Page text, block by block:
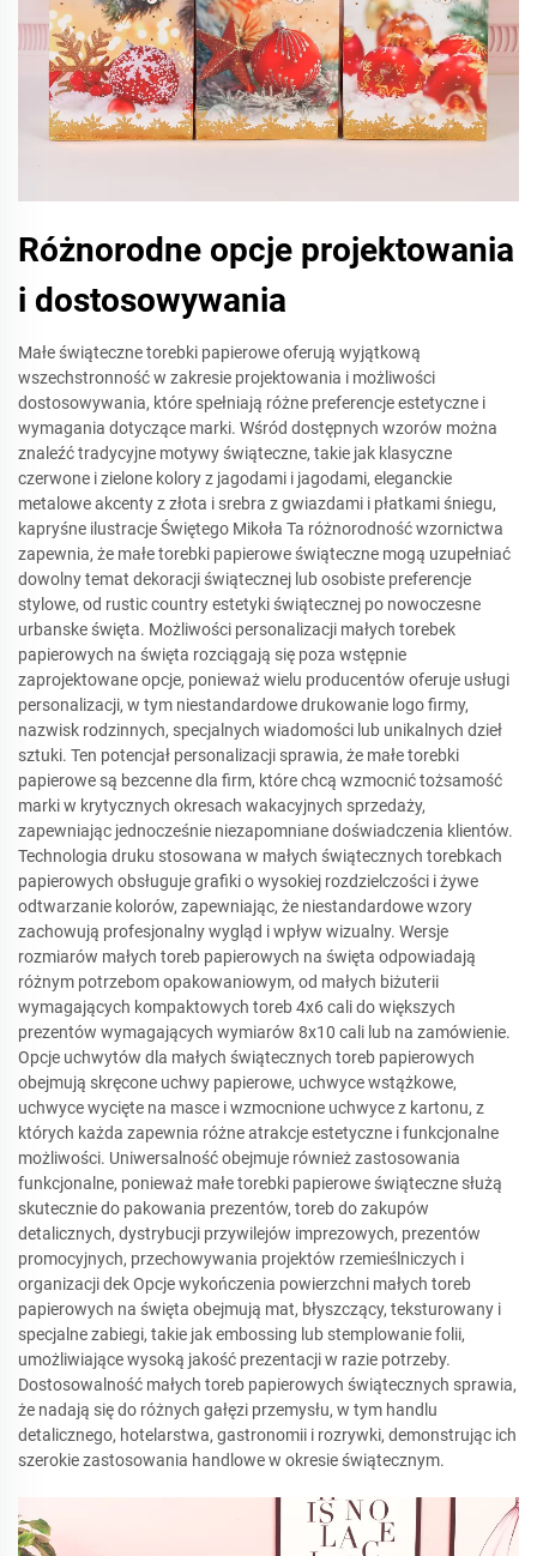
Różnorodne opcje projektowania
i dostosowywania
Małe świąteczne torebki papierowe oferują wyjątkową
wszechstronność w zakresie projektowania i możliwości
dostosowywania, które spełniają różne preferencje estetyczne i
wymagania dotyczące marki. Wśród dostępnych wzorów można
znaleźć tradycyjne motywy świąteczne, takie jak klasyczne
czerwone i zielone kolory z jagodami i jagodami, eleganckie
metalowe akcenty z złota i srebra z gwiazdami i płatkami śniegu,
kapryśne ilustracje Świętego Mikoła Ta różnorodność wzornictwa
zapewnia, że małe torebki papierowe świąteczne mogą uzupełniać
dowolny temat dekoracji świątecznej lub osobiste preferencje
stylowe, od rustic country estetyki świątecznej po nowoczesne
urbanske święta. Możliwości personalizacji małych torebek
papierowych na święta rozciągają się poza wstępnie
zaprojektowane opcje, ponieważ wielu producentów oferuje usługi
personalizacji, w tym niestandardowe drukowanie logo firmy,
nazwisk rodzinnych, specjalnych wiadomości lub unikalnych dzieł
sztuki. Ten potencjał personalizacji sprawia, że małe torebki
papierowe są bezcenne dla firm, które chcą wzmocnić tożsamość
marki w krytycznych okresach wakacyjnych sprzedaży,
zapewniając jednocześnie niezapomniane doświadczenia klientów.
Technologia druku stosowana w małych świątecznych torebkach
papierowych obsługuje grafiki o wysokiej rozdzielczości i żywe
odtwarzanie kolorów, zapewniając, że niestandardowe wzory
zachowują profesjonalny wygląd i wpływ wizualny. Wersje
rozmiarów małych toreb papierowych na święta odpowiadają
różnym potrzebom opakowaniowym, od małych biżuterii
wymagających kompaktowych toreb 4x6 cali do większych
prezentów wymagających wymiarów 8x10 cali lub na zamówienie.
Opcje uchwytów dla małych świątecznych toreb papierowych
obejmują skręcone uchwy papierowe, uchwyce wstążkowe,
uchwyce wycięte na masce i wzmocnione uchwyce z kartonu, z
których każda zapewnia różne atrakcje estetyczne i funkcjonalne
możliwości. Uniwersalność obejmuje również zastosowania
funkcjonalne, ponieważ małe torebki papierowe świąteczne służą
skutecznie do pakowania prezentów, toreb do zakupów
detalicznych, dystrybucji przywilejów imprezowych, prezentów
promocyjnych, przechowywania projektów rzemieślniczych i
organizacji dek Opcje wykończenia powierzchni małych toreb
papierowych na święta obejmują mat, błyszczący, teksturowany i
specjalne zabiegi, takie jak embossing lub stemplowanie folii,
umożliwiające wysoką jakość prezentacji w razie potrzeby.
Dostosowalność małych toreb papierowych świątecznych sprawia,
że nadają się do różnych gałęzi przemysłu, w tym handlu
detalicznego, hotelarstwa, gastronomii i rozrywki, demonstrując ich
szerokie zastosowania handlowe w okresie świątecznym.